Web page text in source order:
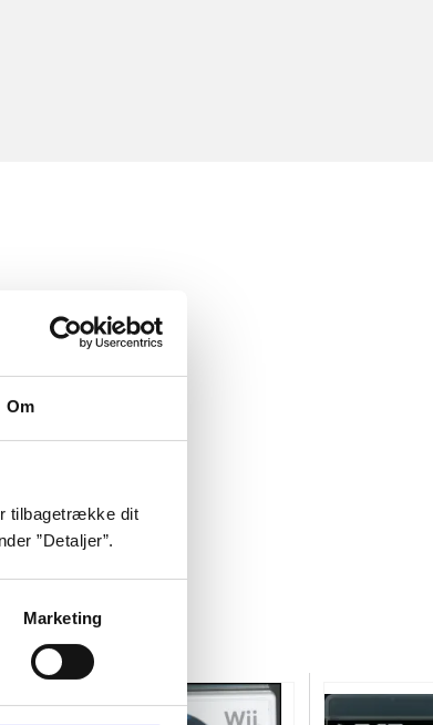
Om
tilbagetrække dit
”Detaljer”.
Marketing